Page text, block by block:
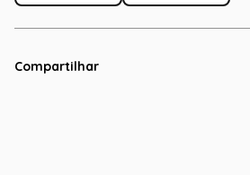
Compartilhar